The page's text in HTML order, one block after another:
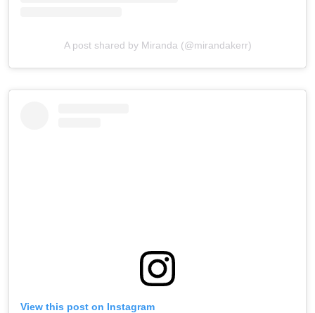
A post shared by Miranda (@mirandakerr)
View this post on Instagram